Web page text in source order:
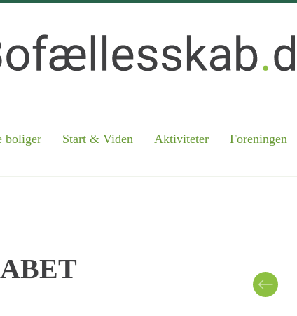
boliger Start & Viden Aktiviteter Foreningen